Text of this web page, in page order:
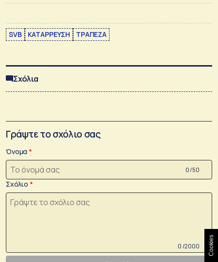
SVB ΚΑΤΑΡΡΕΥΣΗ ΤΡΑΠΕΖΑ
Σχόλια
Γράψτε το σχόλιο σας
Όνομα
0 /50
Σχόλιο
0 /2000 Cookies